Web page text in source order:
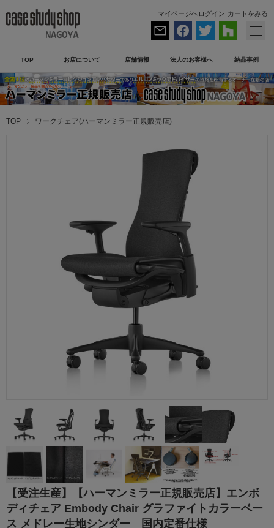
マイページへログイン カートをみる
TOP お店について 店舗情報 法人のお客様へ 納品事例
TOP ワークチェア(ハーマンミラー正規販売店)
【受注生産】【ハーマンミラー正規販売店】エンボ
ディチェア Embody Chair グラファイトカラーベー
ス メドレー生地シンダー 国内定番仕様